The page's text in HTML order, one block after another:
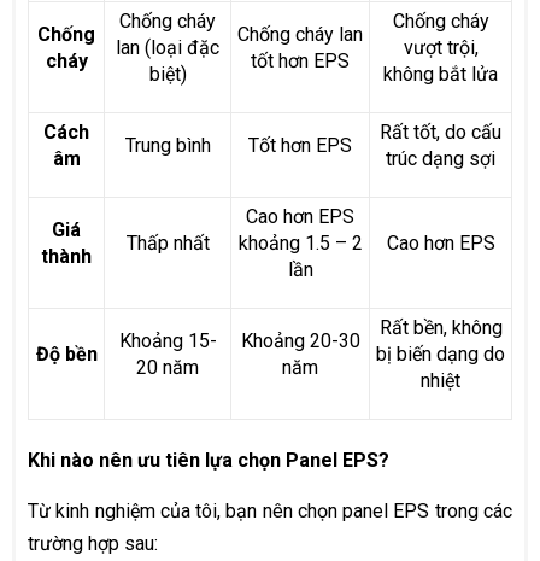
Chống
cháy
Chống cháy
lan (loại đặc
biệt)
Chống cháy lan
tốt hơn EPS
Chống cháy
vượt trội,
không bắt lửa
Cách
âm
Trung bình Tốt hơn EPS
Rất tốt, do cấu
trúc dạng sợi
Giá
thành
Thấp nhất
Cao hơn EPS
khoảng 1.5 – 2
lần
Cao hơn EPS
Độ bền
Khoảng 15-
20 năm
Khoảng 20-30
năm
Rất bền, không
bị biến dạng do
nhiệt
Khi nào nên ưu tiên lựa chọn Panel EPS?
Từ kinh nghiệm của tôi, bạn nên chọn panel EPS trong các
trường hợp sau: